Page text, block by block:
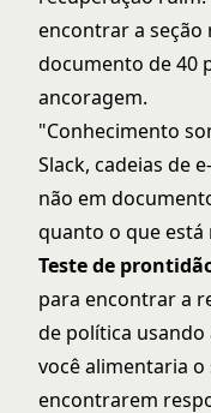
encontrar a
documento de 40
ancoragem.
"Conhecimento
Slack, cadeias de
não em
quanto o que está
Teste de
para encontrar a
de política
você alimentaria o
encontrarem